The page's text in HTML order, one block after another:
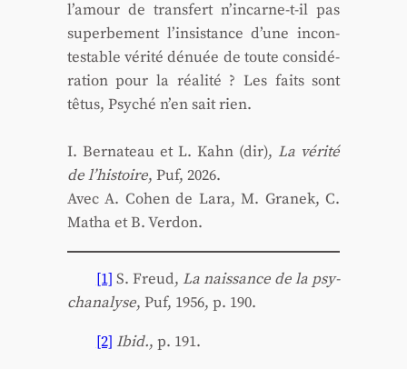
l’amour de trans­fert n’incarne-t-il pas
super­be­ment l’insistance d’une incon­
tes­table véri­té dénuée de toute consi­dé­
ra­tion pour la réa­li­té ? Les faits sont
têtus, Psy­ché n’en sait rien.
I. Ber­na­teau et L. Kahn (dir), La véri­té
de l’histoire, Puf, 2026.
Avec A. Cohen de Lara, M. Gra­nek, C.
Matha et B. Ver­don.
[1] S. Freud, La nais­sance de la psy­
cha­na­lyse, Puf, 1956, p. 190.
[2] Ibid., p. 191.